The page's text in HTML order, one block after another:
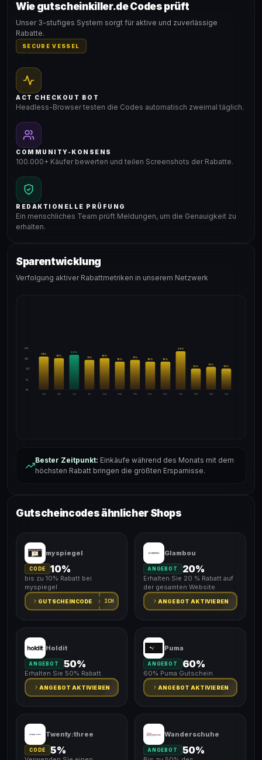
Gültig für teilnehmende Produkte
Wie gutscheinkiller.de Codes prüft
Unser 3-stufiges System sorgt für aktive und zuverlässige
Rabatte.
SECURE VESSEL
ACT CHECKOUT BOT
Headless-Browser testen die Codes automatisch zweimal täglich.
COMMUNITY-KONSENS
100.000+ Käufer bewerten und teilen Screenshots der Rabatte.
REDAKTIONELLE PRÜFUNG
Ein menschliches Team prüft Meldungen, um die Genauigkeit zu
erhalten.
Sparentwicklung
Verfolgung aktiver Rabattmetriken in unserem Netzwerk
24%
18%
12%
6%
0%
Apr
19%
Mai
18%
Jun
20%
Jul
17%
Aug
18%
Sep
16%
Okt
17%
Nov
16%
Dez
16%
Jan
22%
Feb
12%
Mär
13%
Apr
12%
Bester Zeitpunkt: Einkäufe während des Monats mit dem
höchsten Rabatt bringen die größten Ersparnisse.
Gutscheincodes ähnlicher Shops
myspiegel
CODE 10%
bis zu 10% Rabatt bei
myspiegel
GUTSCHEINCODE ICH
Glambou
ANGEBOT 20%
Erhalten Sie 20 % Rabatt auf
der gesamten Website.
ANGEBOT AKTIVIEREN
Holdit
ANGEBOT 50%
Erhalten Sie 50% Rabatt.
ANGEBOT AKTIVIEREN
Puma
ANGEBOT 60%
60% Puma Gutschein
ANGEBOT AKTIVIEREN
Twenty:three
CODE 5%
Wanderschuhe
ANGEBOT 50%